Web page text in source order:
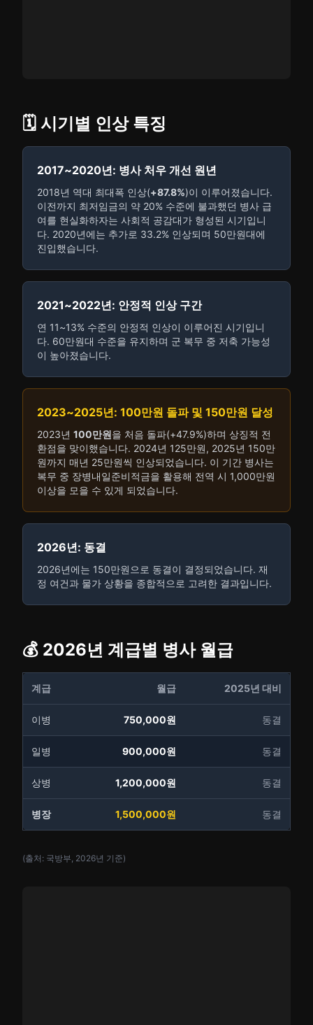
🗓️ 시기별 인상 특징
2017~2020년: 병사 처우 개선 원년
2018년 역대 최대폭 인상(+87.8%)이 이루어졌습니다.
이전까지 최저임금의 약 20% 수준에 불과했던 병사 급
여를 현실화하자는 사회적 공감대가 형성된 시기입니
다. 2020년에는 추가로 33.2% 인상되며 50만원대에
진입했습니다.
2021~2022년: 안정적 인상 구간
연 11~13% 수준의 안정적 인상이 이루어진 시기입니
다. 60만원대 수준을 유지하며 군 복무 중 저축 가능성
이 높아졌습니다.
2023~2025년: 100만원 돌파 및 150만원 달성
2023년 100만원을 처음 돌파(+47.9%)하며 상징적 전
환점을 맞이했습니다. 2024년 125만원, 2025년 150만
원까지 매년 25만원씩 인상되었습니다. 이 기간 병사는
복무 중 장병내일준비적금을 활용해 전역 시 1,000만원
이상을 모을 수 있게 되었습니다.
2026년: 동결
2026년에는 150만원으로 동결이 결정되었습니다. 재
정 여건과 물가 상황을 종합적으로 고려한 결과입니다.
💰 2026년 계급별 병사 월급
계급 월급 2025년 대비
이병 750,000원 동결
일병 900,000원 동결
상병 1,200,000원 동결
병장 1,500,000원 동결
(출처: 국방부, 2026년 기준)